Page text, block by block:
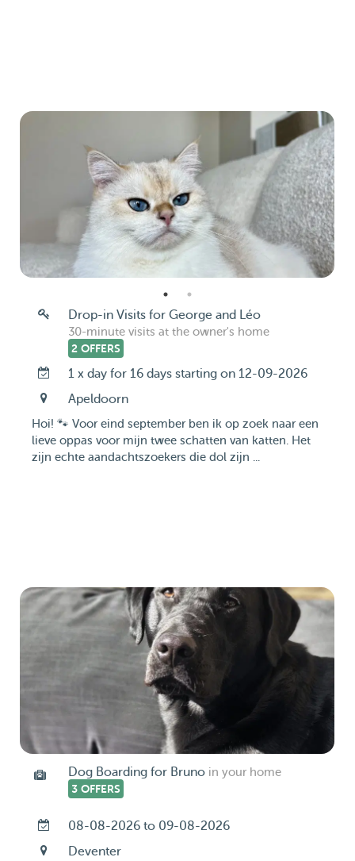
Drop-in Visits for George and Léo
30-minute visits at the owner's home
2 OFFERS
1 x day for 16 days starting on 12-09-2026
Apeldoorn
Hoi! 🐾 Voor eind september ben ik op zoek naar een
lieve oppas voor mijn twee schatten van katten. Het
zijn echte aandachtszoekers die dol zijn ...
Dog Boarding for Bruno in your home
3 OFFERS
08-08-2026 to 09-08-2026
Deventer